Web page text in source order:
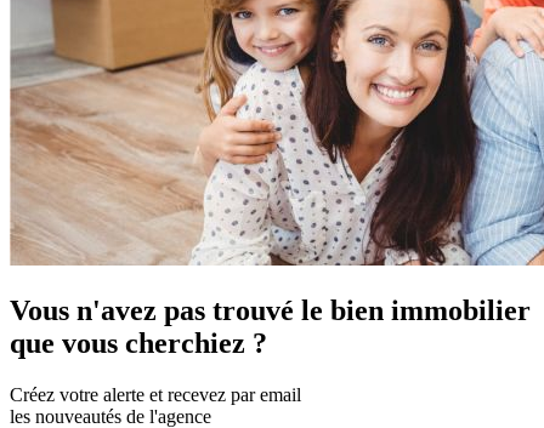
Vous n'avez pas trouvé le bien immobilier
que vous cherchiez ?
Créez votre alerte et recevez par email
les nouveautés de l'agence